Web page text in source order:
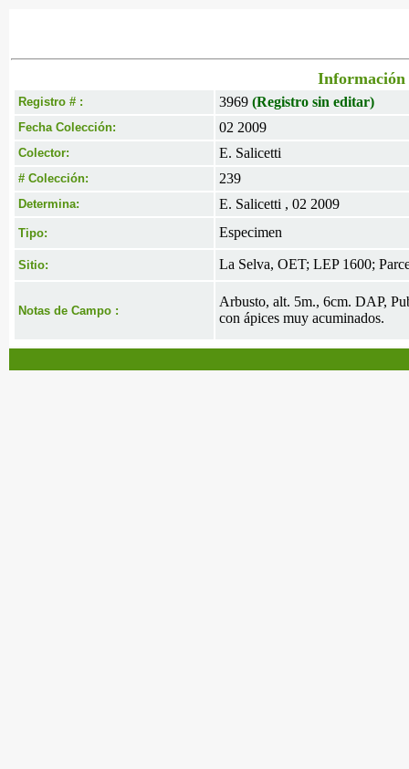
Información
Registro # : 3969 (Registro sin editar)
Fecha Colección: 02 2009
Colector: E. Salicetti
# Colección: 239
Determina: E. Salicetti , 02 2009
Tipo: Especimen
Sitio: La Selva, OET; LEP 1600;
Notas de Campo :
Arbusto, alt. 5m., 6cm. DAP,
con ápices muy acuminados.